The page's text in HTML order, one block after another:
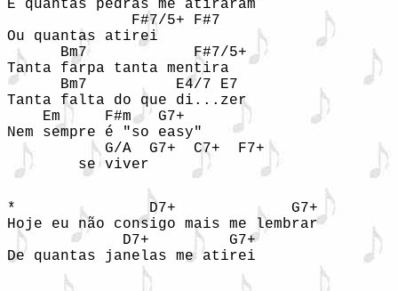
E quantas pedras me atiraram
              F#7/5+ F#7
Ou quantas atirei
      Bm7            F#7/5+
Tanta farpa tanta mentira
      Bm7          E4/7 E7
Tanta falta do que di...zer
    Em     F#m   G7+
Nem sempre é "so easy"
           G/A  G7+  C7+  F7+
        se viver
*               D7+             G7+
Hoje eu não consigo mais me lembrar
             D7+         G7+
De quantas janelas me atirei